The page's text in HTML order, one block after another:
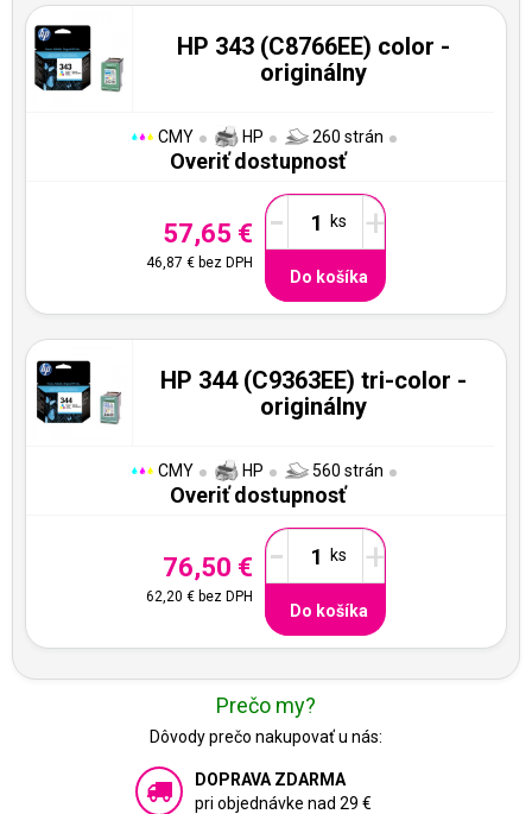
HP 343 (C8766EE) color -
originálny
CMY HP 260 strán
Overiť dostupnosť
57,65 €
46,87 € bez DPH
- +
Do košíka
HP 344 (C9363EE) tri-color -
originálny
CMY HP 560 strán
Overiť dostupnosť
76,50 €
62,20 € bez DPH
- +
Do košíka
Prečo my?
Dôvody prečo nakupovať u nás:
DOPRAVA ZDARMA
pri objednávke nad 29 €